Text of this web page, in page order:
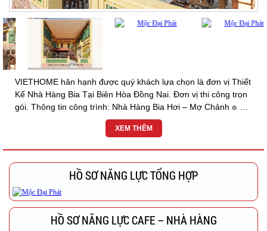
VIETHOME hân hạnh được quý khách lựa chọn là đơn vị Thiết
Kế Nhà Hàng Bia Tại Biên Hòa Đồng Nai. Đơn vị thi công trọn
gói. Thông tin công trình: Nhà Hàng Bia Hơi – Mợ Chảnh ๏ Địa
Chỉ: TP. Biên Hòa, Đồng Nai...
XEM THÊM
HỒ SƠ NĂNG LỰC TỔNG HỢP
HỒ SƠ NĂNG LỰC CAFE – NHÀ HÀNG